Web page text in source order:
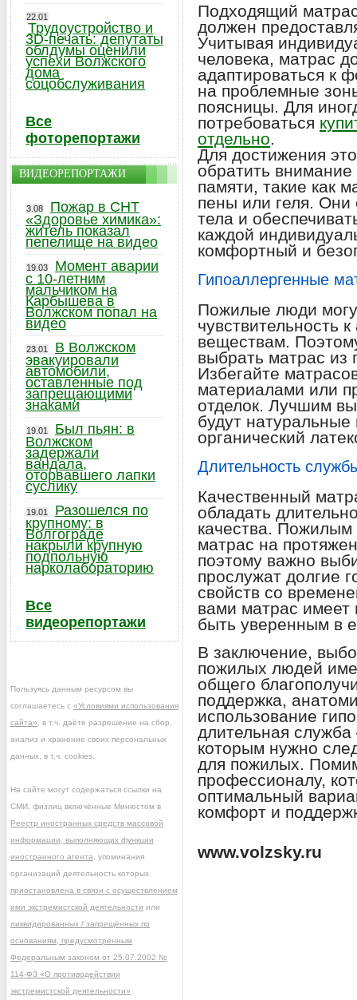
Подходящий
должен
Учитывая
человека, матрас
адаптироваться к
на проблемные
поясницы. Для
потребоваться
отдельно.
Для достижения
обратить
памяти, такие как
пены или геля.
тела и
каждой
комфортный и
Гипоаллергенные
Пожилые люди
чувствительность
веществам.
выбрать матрас из
Избегайте
материалами или
отделок. Лучшим
будут
органический
Длительность
Качественный
обладать
качества.
матрас на
поэтому важно
прослужат долгие
свойств со
вами матрас имеет
быть уверенным в
В заключение,
пожилых людей
общего
поддержка,
использование
длительная
которым нужно
для пожилых.
профессионалу,
оптимальный
комфорт и
www.volzsky.ru
22.01
Трудоустройство и
3D-печать: депутаты
облдумы оценили
успехи Волжского
дома
соцобслуживания
Все
фоторепортажи
ВИДЕОРЕПОРТАЖИ
3.08
Пожар в СНТ
«Здоровье химика»:
житель показал
пепелище на видео
19.03
Момент аварии
с 10-летним
мальчиком на
Карбышева в
Волжском попал на
видео
23.01
В Волжском
эвакуировали
автомобили,
оставленные под
запрещающими
знаками
19.01
Был пьян: в
Волжском
задержали
вандала,
оторвавшего лапки
суслику
19.01
Разошелся по
крупному: в
Волгограде
накрыли крупную
подпольную
нарколабораторию
Все
видеорепортажи
Пользуясь данным ресурсом вы
соглашаетесь с «Условиями использования
сайта» , в т.ч. даёте разрешение на сбор,
анализ и хранение своих персональных
данных, в т.ч. cookies.
На сайте могут содержаться ссылки на
СМИ, физлиц включённые Минюстом в
Реестр иностранных средств массовой
информации, выполняющих функции
иностранного агента , упоминания
организаций деятельность которых
приостановлена в связи с осуществлением
ими экстремистской деятельности или
ликвидированных / запрещённых по
основаниям, предусмотренным
Федеральным законом от 25.07.2002 №
114-ФЗ «О противодействии
экстремистской деятельности»